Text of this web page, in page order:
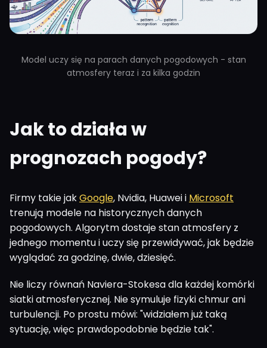
Model uczy się na parach danych pogodowych - stan
atmosfery teraz i za kilka godzin
Jak to działa w
prognozach pogody?
Firmy takie jakGoogle, Nvidia, Huawei i Microsoft
trenują modele na historycznych danych
pogodowych. Algorytm dostaje stan atmosfery z
jednego momentu i uczy się przewidywać, jak będzie
wyglądać za godzinę, dwie, dziesięć.
Nie liczy równań Naviera-Stokesa dla każdej komórki
siatki atmosferycznej. Nie symuluje fizyki chmur ani
turbulencji. Po prostu mówi: "widziałem już taką
sytuację, więc prawdopodobnie będzie tak".